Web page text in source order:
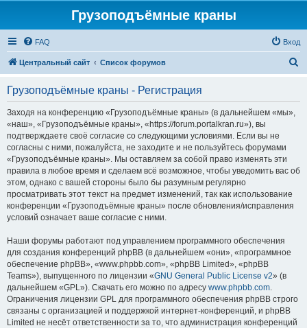
Грузоподъёмные краны
FAQ Вход
Центральный сайт Список форумов
Грузоподъёмные краны - Регистрация
Заходя на конференцию «Грузоподъёмные краны» (в дальнейшем «мы»,
«наш», «Грузоподъёмные краны», «https://forum.portalkran.ru»), вы
подтверждаете своё согласие со следующими условиями. Если вы не
согласны с ними, пожалуйста, не заходите и не пользуйтесь форумами
«Грузоподъёмные краны». Мы оставляем за собой право изменять эти
правила в любое время и сделаем всё возможное, чтобы уведомить вас об
этом, однако с вашей стороны было бы разумным регулярно
просматривать этот текст на предмет изменений, так как использование
конференции «Грузоподъёмные краны» после обновления/исправления
условий означает ваше согласие с ними.
Наши форумы работают под управлением программного обеспечения
для создания конференций phpBB (в дальнейшем «они», «программное
обеспечение phpBB», «www.phpbb.com», «phpBB Limited», «phpBB
Teams»), выпущенного по лицензии «GNU General Public License v2» (в
дальнейшем «GPL»). Скачать его можно по адресу www.phpbb.com.
Ограничения лицензии GPL для программного обеспечения phpBB строго
связаны с организацией и поддержкой интернет-конференций, и phpBB
Limited не несёт ответственности за то, что администрация конференций